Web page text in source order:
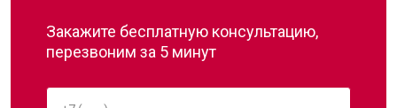
Закажите бесплатную консультацию,
перезвоним за 5 минут